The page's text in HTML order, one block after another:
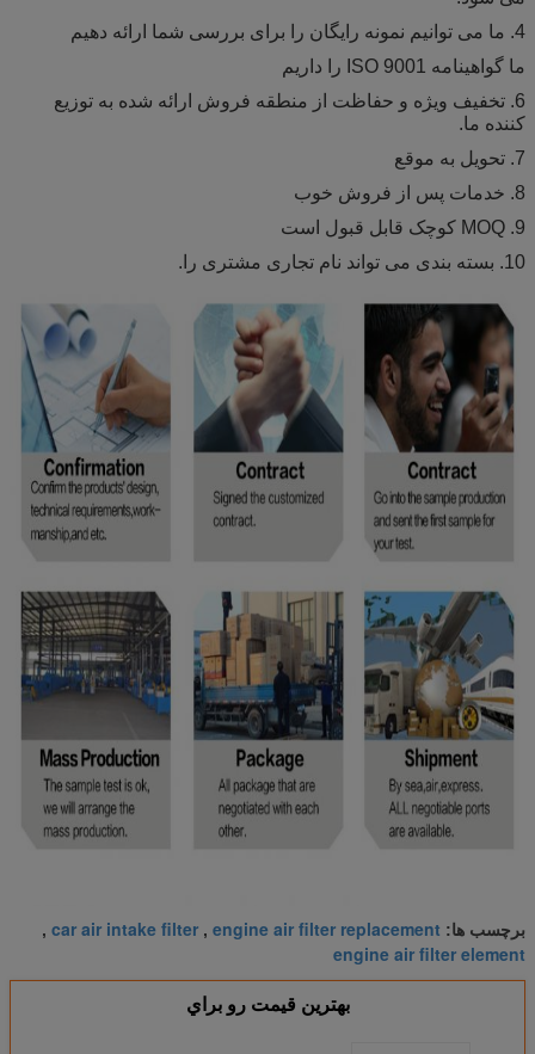
4. ما می توانیم نمونه رایگان را برای بررسی شما ارائه دهیم
ما گواهینامه ISO 9001 را داریم
6. تخفیف ویژه و حفاظت از منطقه فروش ارائه شده به توزیع
کننده ما.
7. تحویل به موقع
8. خدمات پس از فروش خوب
9. MOQ کوچک قابل قبول است
10. بسته بندی می تواند نام تجاری مشتری را.
برچسب ها: engine air filter replacement
,
car air intake filter
,
engine air filter element
بهترين قيمت رو براي